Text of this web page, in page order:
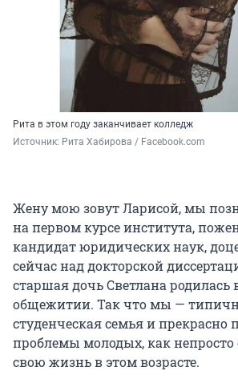
Рита в этом году заканчивает колледж
Источник: Рита Хабирова / Facebook.com
Жену мою зовут Ларисой, мы
на первом курсе института,
кандидат юридических наук,
сейчас над докторской
старшая дочь Светлана родилась
общежитии. Так что мы —
студенческая семья и прекрасно
проблемы молодых, как непросто
свою жизнь в этом возрасте.